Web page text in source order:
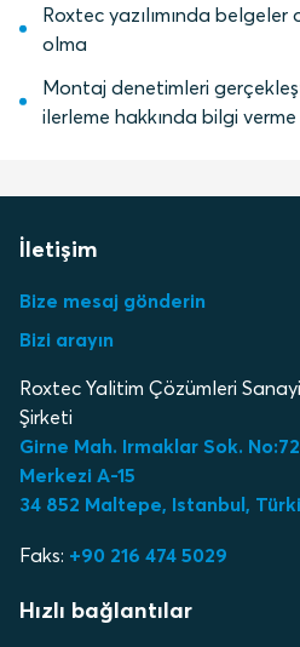
Roxtec yazılımında belgeler
olma
Montaj denetimleri
ilerleme hakkında bilgi verme
İletişim
Bize mesaj gönderin
Bizi arayın
Roxtec Yalitim Çözümleri
Şirketi
Girne Mah. Irmaklar Sok.
Merkezi A-15
34 852 Maltepe, Istanbul,
Faks: +90 216 474 5029
Hızlı bağlantılar